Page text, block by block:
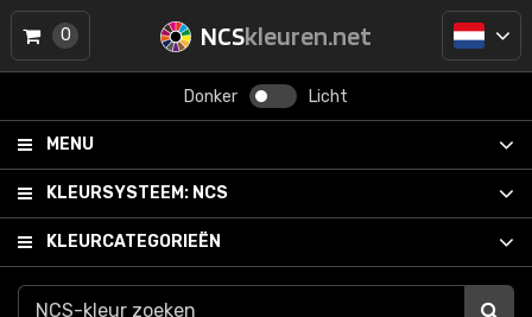
NCSkleuren.net
Donker Licht
MENU
KLEURSYSTEEM: NCS
KLEURCATEGORIEËN
0